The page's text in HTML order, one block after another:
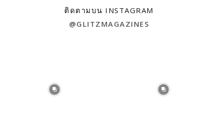
ติดตามบน INSTAGRAM
@GLITZMAGAZINES